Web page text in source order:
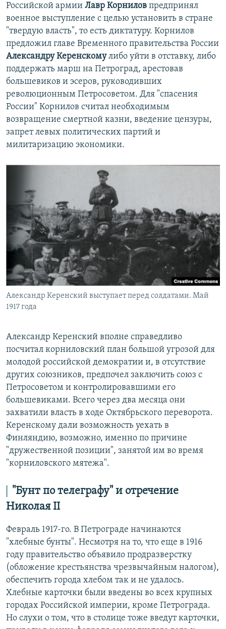
Российской армии Лавр Корнилов предпринял
военное выступление с целью установить в стране
"твердую власть", то есть диктатуру. Корнилов
предложил главе Временного правительства России
Александру Керенскомулибо уйти в отставку, либо
поддержать марш на Петроград, арестовав
большевиков и эсеров, руководивших
революционным Петросоветом. Для "спасения
России" Корнилов считал необходимым
возвращение смертной казни, введение цензуры,
запрет левых политических партий и
милитаризацию экономики.
Александр Керенский выступает перед солдатами. Май
1917 года
Александр Керенский вполне справедливо
посчитал корниловский план большой угрозой для
молодой российской демократии и, в отсутствие
других союзников, предпочел заключить союз с
Петросоветом и контролировавшими его
большевиками. Всего через два месяца они
захватили власть в ходе Октябрьского переворота.
Керенскому дали возможность уехать в
Финляндию, возможно, именно по причине
"дружественной позиции", занятой им во время
"корниловского мятежа".
"Бунт по телеграфу" и отречение
Николая II
Февраль 1917-го. В Петрограде начинаются
"хлебные бунты". Несмотря на то, что еще в 1916
году правительство объявило продразверстку
(обложение крестьянства чрезвычайным налогом),
обеспечить города хлебом так и не удалось.
Хлебные карточки были введены во всех крупных
городах Российской империи, кроме Петрограда.
Но слухи о том, что в столице тоже введут карточки,